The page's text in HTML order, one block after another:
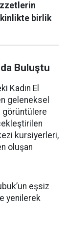
birlik
Buluştu
Kadın El
geleneksel
görüntülere
kursiyerleri,
oluşan
eşsiz
yenilerek